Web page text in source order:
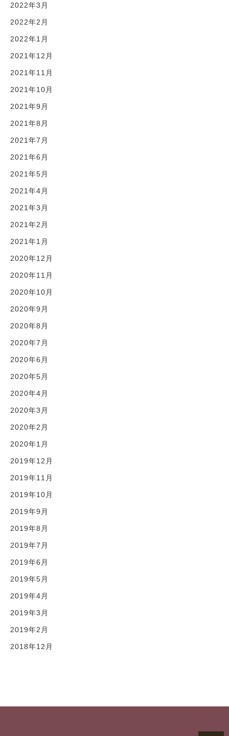
2022年3月
2022年2月
2022年1月
2021年12月
2021年11月
2021年10月
2021年9月
2021年8月
2021年7月
2021年6月
2021年5月
2021年4月
2021年3月
2021年2月
2021年1月
2020年12月
2020年11月
2020年10月
2020年9月
2020年8月
2020年7月
2020年6月
2020年5月
2020年4月
2020年3月
2020年2月
2020年1月
2019年12月
2019年11月
2019年10月
2019年9月
2019年8月
2019年7月
2019年6月
2019年5月
2019年4月
2019年3月
2019年2月
2018年12月